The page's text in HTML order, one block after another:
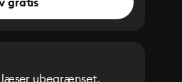
ubegrænset.